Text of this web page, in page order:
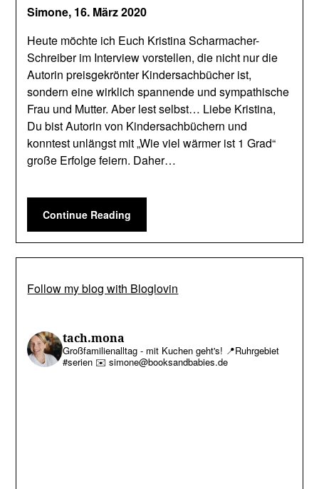
Simone, 16. März 2020
Heute möchte ich Euch Kristina Scharmacher-
Schreiber im Interview vorstellen, die nicht nur die
Autorin preisgekrönter Kindersachbücher ist,
sondern eine wirklich spannende und sympathische
Frau und Mutter. Aber lest selbst… Liebe Kristina,
Du bist Autorin von Kindersachbüchern und
konntest unlängst mit „Wie viel wärmer ist 1 Grad“
große Erfolge feiern. Daher…
Continue Reading
Follow my blog with Bloglovin
tach.mona
Großfamilienalltag - mit Kuchen geht's! 📍Ruhrgebiet
#serien ✉️ simone@booksandbabies.de